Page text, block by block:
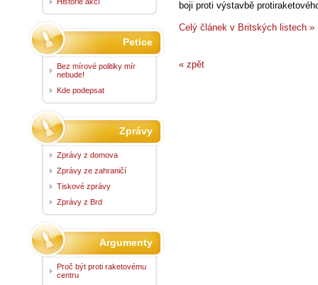
boji proti výstavbě
Celý článek v Britských listech »
« zpět
Petice
Bez mírové politiky mír
nebude!
Kde podepsat
Zprávy
Zprávy z domova
Zprávy ze zahraničí
Tiskové zprávy
Zprávy z Brd
Argumenty
Proč být proti raketovému
centru